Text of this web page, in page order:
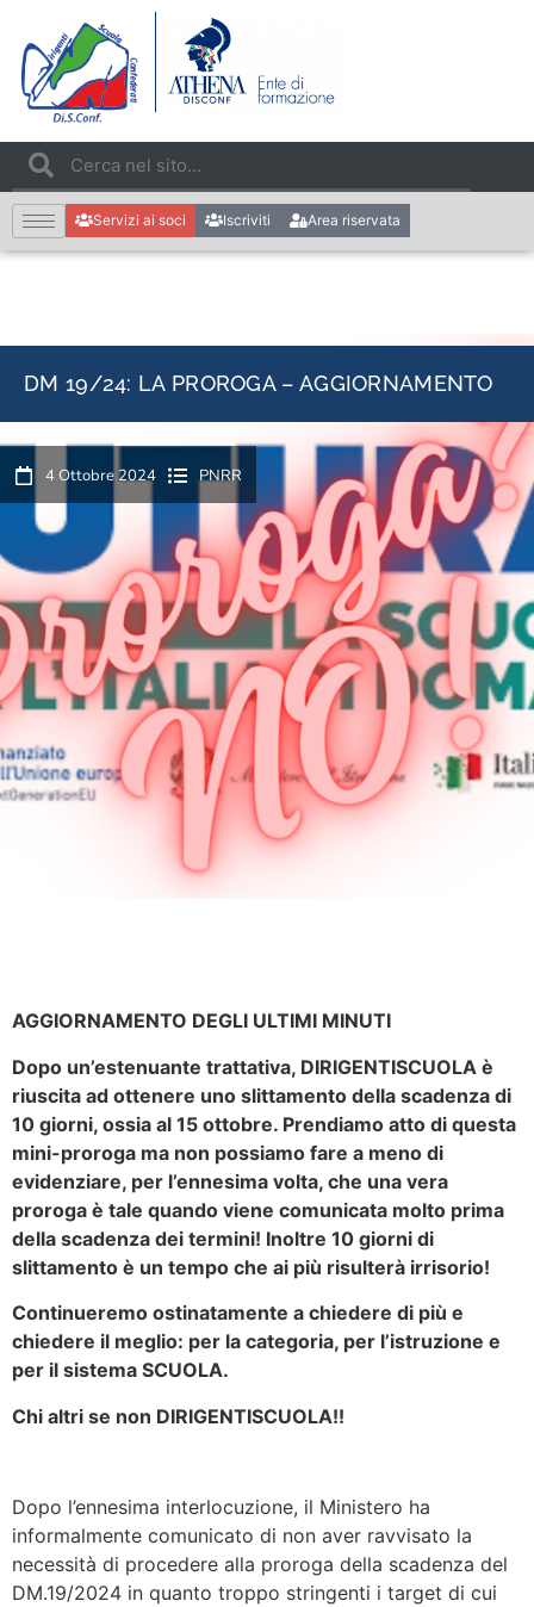
Servizi ai soci Iscriviti Area riservata
DM 19/24: LA PROROGA – AGGIORNAMENTO
4 Ottobre 2024 PNRR
AGGIORNAMENTO DEGLI ULTIMI MINUTI
Dopo un’estenuante trattativa, DIRIGENTISCUOLA è
riuscita ad ottenere uno slittamento della scadenza di
10 giorni, ossia al 15 ottobre. Prendiamo atto di questa
mini-proroga ma non possiamo fare a meno di
evidenziare, per l’ennesima volta, che una vera
proroga è tale quando viene comunicata molto prima
della scadenza dei termini! Inoltre 10 giorni di
slittamento è un tempo che ai più risulterà irrisorio!
Continueremo ostinatamente a chiedere di più e
chiedere il meglio: per la categoria, per l’istruzione e
per il sistema SCUOLA.
Chi altri se non DIRIGENTISCUOLA!!
Dopo l’ennesima interlocuzione, il Ministero ha
informalmente comunicato di non aver ravvisato la
necessità di procedere alla proroga della scadenza del
DM.19/2024 in quanto troppo stringenti i target di cui